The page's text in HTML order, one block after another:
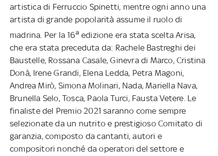
artistica di Ferruccio Spinetti, mentre ogni anno una
artista di grande popolarità assume il ruolo di
madrina. Per la 16a edizione era stata scelta Arisa,
che era stata preceduta da: Rachele Bastreghi dei
Baustelle, Rossana Casale, Ginevra di Marco, Cristina
Donà, Irene Grandi, Elena Ledda, Petra Magoni,
Andrea Mirò, Simona Molinari, Nada, Mariella Nava,
Brunella Selo, Tosca, Paola Turci, Fausta Vetere. Le
finaliste del Premio 2021 saranno come sempre
selezionate da un nutrito e prestigioso Comitato di
garanzia, composto da cantanti, autori e
compositori nonché da operatori del settore e